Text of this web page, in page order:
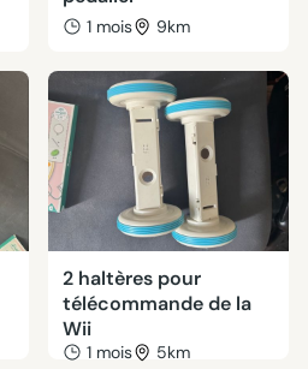
1 mois 9km
2 haltères pour
télécommande de la
Wii
1 mois 5km